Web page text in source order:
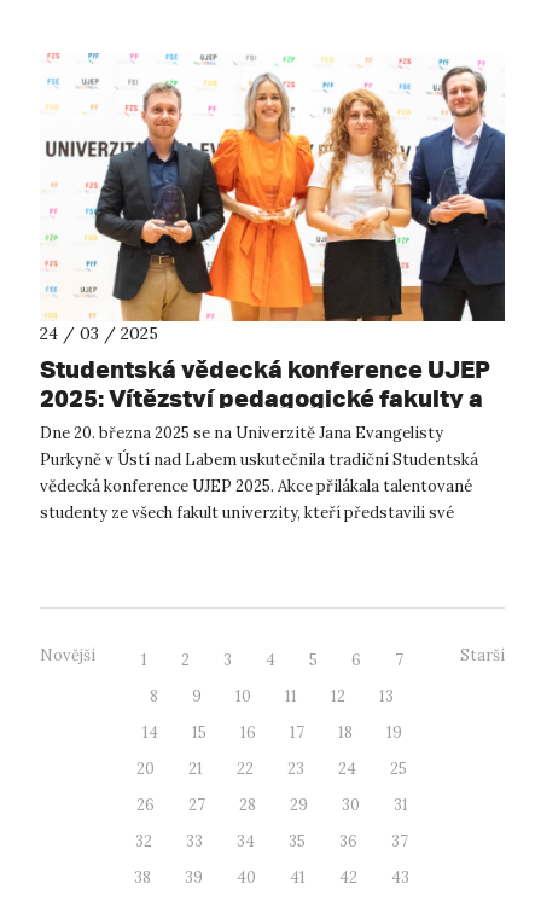
24 / 03 / 2025
Studentská vědecká konference UJEP
2025: Vítězství pedagogické fakulty a
inovativní výzkum
Dne 20. března 2025 se na Univerzitě Jana Evangelisty
Purkyně v Ústí nad Labem uskutečnila tradiční Studentská
vědecká konference UJEP 2025. Akce přilákala talentované
studenty ze všech fakult univerzity, kteří představili své
Novější 1 2 3 4 5 6
7
8
9 10 11 12
13
14
15 16 17 18
19
20
21 22 23 24
25
26
27 28 29 30
31
32
33 34 35 36
37
38
39 40 41 42
43
Starší